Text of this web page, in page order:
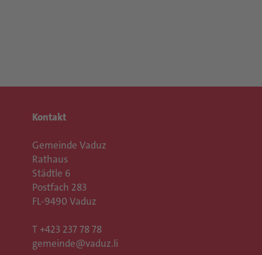
Kontakt
Gemeinde Vaduz
Rathaus
Städtle 6
Postfach 283
FL-9490 Vaduz
T +423 237 78 78
gemeinde@vaduz.li